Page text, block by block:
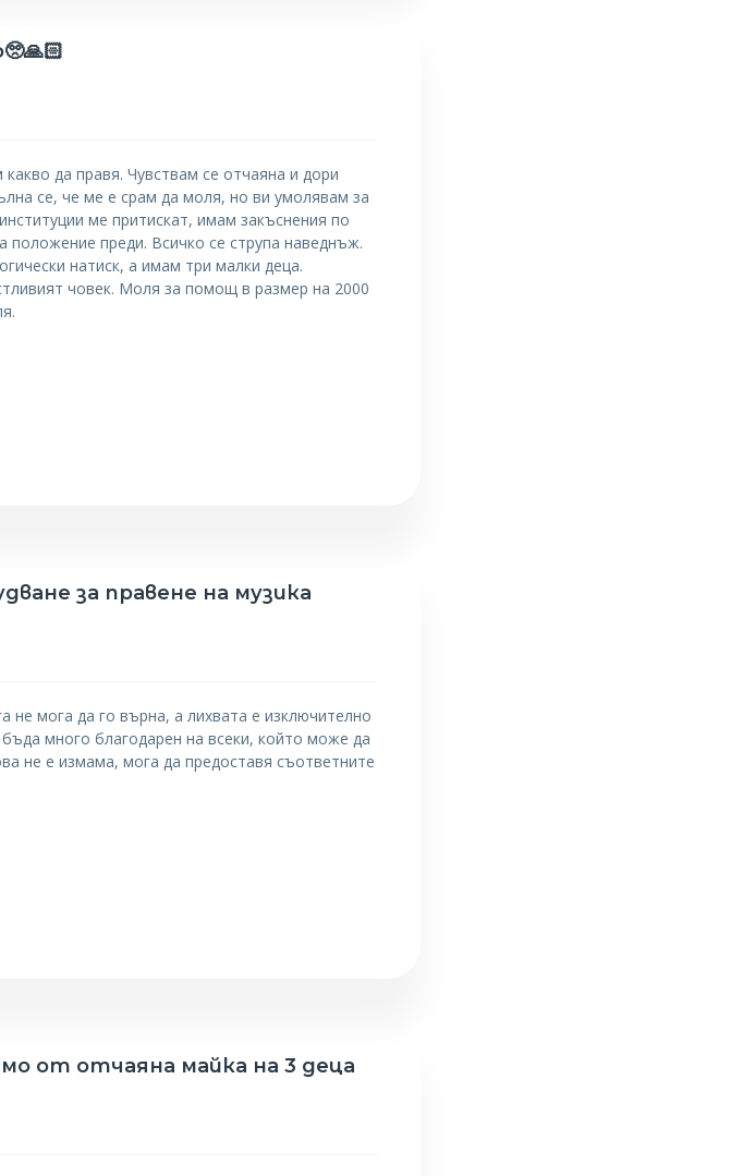
да правя. Чувствам се отчаяна и дори
се, че ме е срам да моля, но ви умолявам за
ме притискат, имам закъснения по
преди. Всичко се струпа наведнъж.
натиск, а имам три малки деца.
човек. Моля за помощ в размер на 2000
за правене на музика
мога да го върна, а лихвата е изключително
много благодарен на всеки, който може да
не е измама, мога да предоставя съответните
от отчаяна майка на 3 деца